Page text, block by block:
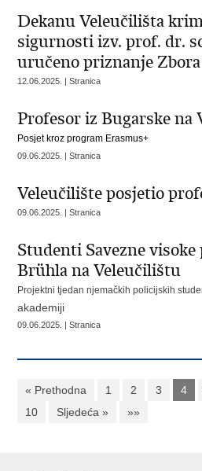
Dekanu Veleučilišta
sigurnosti izv. prof. dr.
uručeno priznanje
12.06.2025. | Stranica
Profesor iz Bugarske na
Posjet kroz program Erasmus+
09.06.2025. | Stranica
Veleučilište posjetio
09.06.2025. | Stranica
Studenti Savezne
Brühla na Veleučilištu
Projektni tjedan njemačkih policijskih
akademiji
09.06.2025. | Stranica
« Prethodna 1 2 3 4
10
Sljedeća » »»